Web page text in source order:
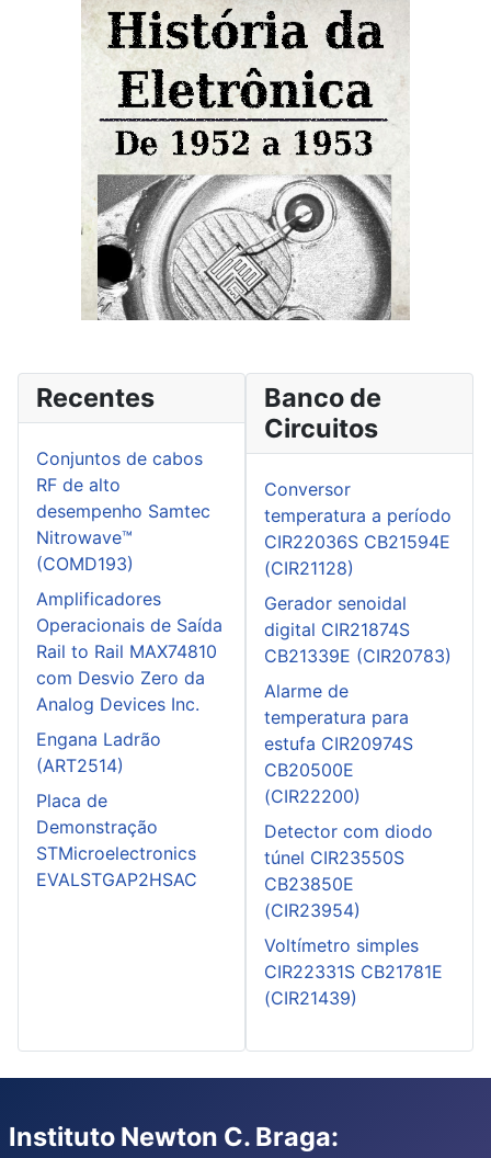
Recentes
Conjuntos de cabos
RF de alto
desempenho Samtec
Nitrowave™
(COMD193)
Amplificadores
Operacionais de Saída
Rail to Rail MAX74810
com Desvio Zero da
Analog Devices Inc.
Engana Ladrão
(ART2514)
Placa de
Demonstração
STMicroelectronics
EVALSTGAP2HSAC
Banco de
Circuitos
Conversor
temperatura a período
CIR22036S CB21594E
(CIR21128)
Gerador senoidal
digital CIR21874S
CB21339E (CIR20783)
Alarme de
temperatura para
estufa CIR20974S
CB20500E
(CIR22200)
Detector com diodo
túnel CIR23550S
CB23850E
(CIR23954)
Voltímetro simples
CIR22331S CB21781E
(CIR21439)
Instituto Newton C. Braga: